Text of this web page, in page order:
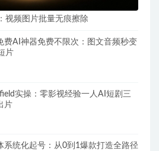
视频图片批量无痕擦除
费AI神器免费不限次：图文音频秒变
片
实操：零影视经验一人AI短剧三
片
系统化起号：从0到1爆款打造全路径